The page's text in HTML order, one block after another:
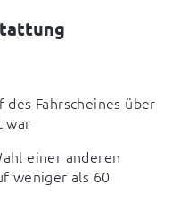
Fahrscheines über
war
einer anderen
weniger als 60